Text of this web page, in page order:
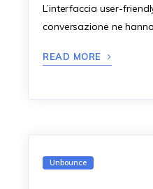
L’interfaccia user-
conversazione ne
READ MORE
Unbounce